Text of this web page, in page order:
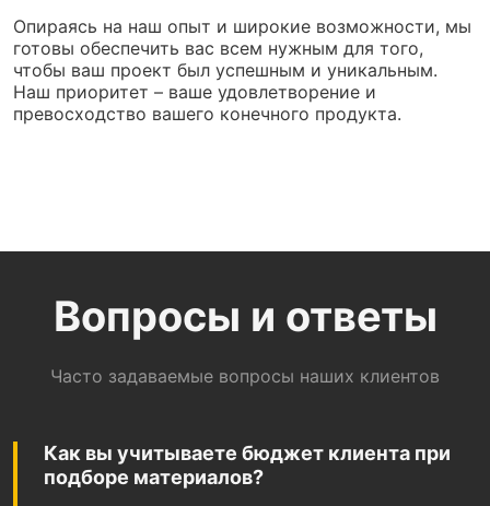
Опираясь на наш опыт и широкие возможности, мы
готовы обеспечить вас всем нужным для того,
чтобы ваш проект был успешным и уникальным.
Наш приоритет – ваше удовлетворение и
превосходство вашего конечного продукта.
Вопросы и ответы
Часто задаваемые вопросы наших клиентов
Как вы учитываете бюджет клиента при
подборе материалов?